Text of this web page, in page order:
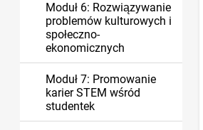
Moduł 6: Rozwiązywanie
problemów kulturowych i
społeczno-
ekonomicznych
Moduł 7: Promowanie
karier STEM wśród
studentek